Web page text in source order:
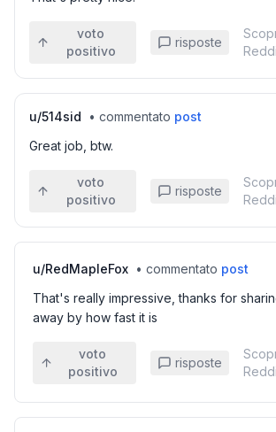
voto
positivo
risposte
u/514sid • commentato post
Great job, btw.
voto
positivo
risposte
u/RedMapleFox • commentato post
That's really impressive, thanks for
away by how fast it is
voto
positivo
risposte